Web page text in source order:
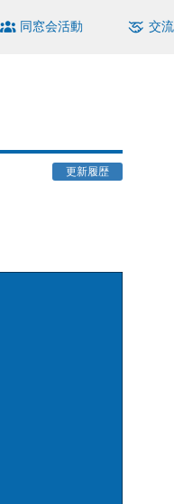
同窓会活動 交流
更新履歴